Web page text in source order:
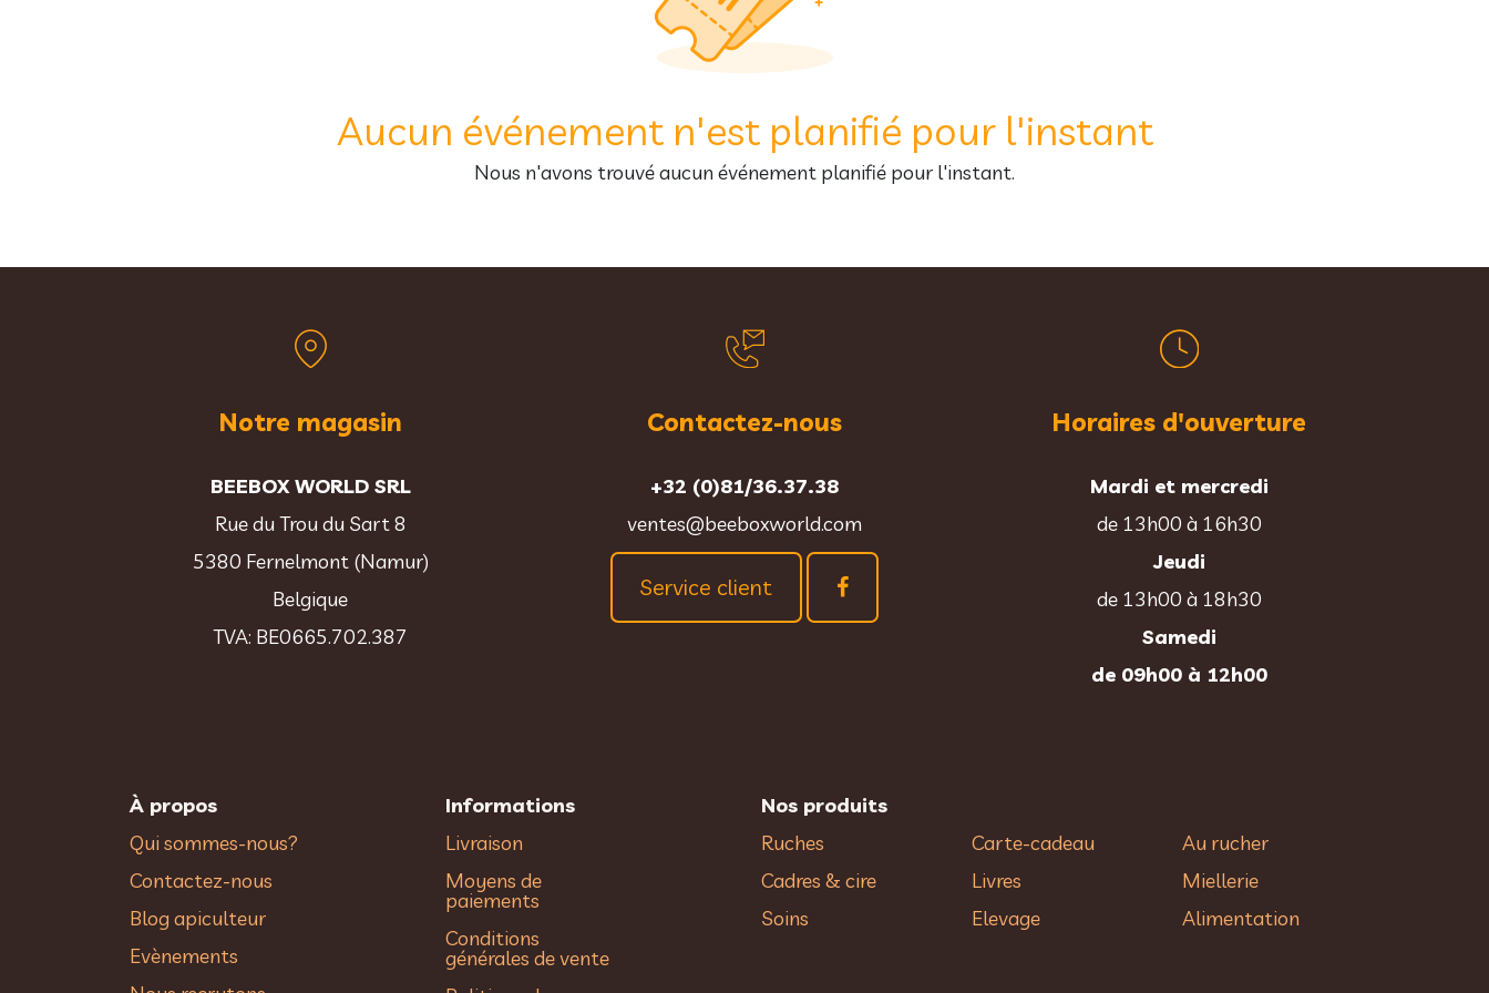
Aucun événement n'est planifié pour l'instant
Nous n'avons trouvé aucun événement planifié pour l'instant.
Notre magasin
BEEBOX WORLD SRL
Rue du Trou du Sart 8
5380 Fernelmont (Namur)
Belgique
TVA: BE0665.702.387
Contactez-nous
+32 (0)81/36.37.38
ventes@beeboxworld.com
Service client
Horaires d'ouverture
Mardi et mercredi
de 13h00 à 16h30
Jeudi
de 13h00 à 18h30
Samedi
de 09h00 à 12h00
À propos
Qui sommes-nous?
Contactez-nous
Blog apiculteur
Evènements
Informations
Livraison
Moyens de
paiements
Conditions
générales de vente
Nos produits
Ruches
Cadres & cire
Soins
Carte-cadeau
Livres
Elevage
Au rucher​
Miellerie
Alimentation